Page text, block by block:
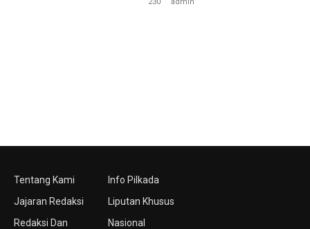
Tentang Kami
Jajaran Redaksi
Redaksi Dan
Info Pilkada
Liputan Khusus
Nasional